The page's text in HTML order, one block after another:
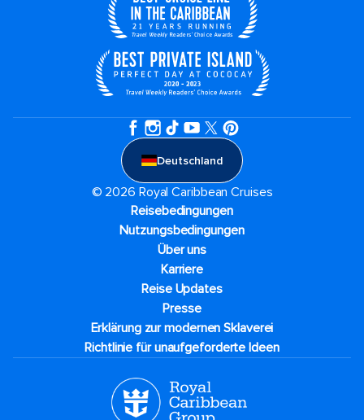
Deutschland
© 2026 Royal Caribbean Cruises
Reisebedingungen
Nutzungsbedingungen
Über uns
Karriere​
Reise Updates​
Presse
Erklärung zur modernen Sklaverei
Richtlinie für unaufgeforderte Ideen